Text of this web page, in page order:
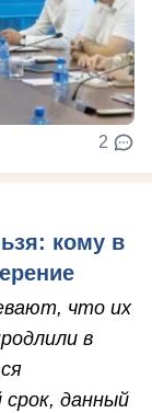
2
кому в
что их
в
данный